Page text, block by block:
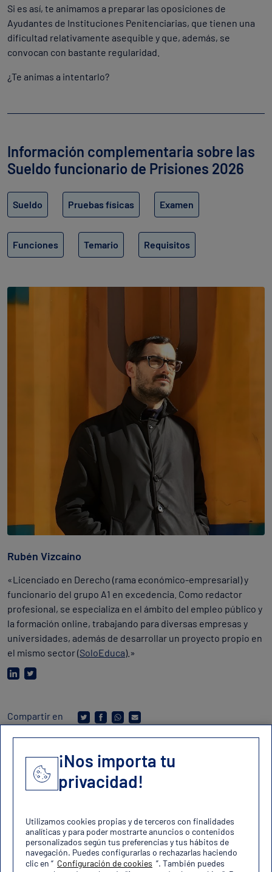
Si es así, te animamos a preparar las oposiciones de
Ayudantes de Instituciones Penitenciarias, que tienen una
dificultad relativamente asequible y que, además, se
convocan con bastante regularidad.
¿Te animas a intentarlo?
Información complementaria sobre las
Sueldo funcionario de Prisiones 2026
Sueldo Pruebas físicas Examen
Funciones Temario Requisitos
Rubén Vizcaíno
«Licenciado en Derecho (rama económico-empresarial) y
funcionario del grupo A1 en excedencia. Como redactor
profesional, se especializa en el ámbito del empleo público y
la formación online, trabajando para diversas empresas y
universidades, además de desarrollar un proyecto propio en
el mismo sector (SoloEduca).»
Compartir en
Contacto
contacto@oposicionesfuerzas.es
¡Nos importa tu
privacidad!
Utilizamos cookies propias y de terceros con finalidades
analíticas y para poder mostrarte anuncios o contenidos
personalizados según tus preferencias y tus hábitos de
navegación. Puedes configurarlas o rechazarlas haciendo
clic en “ Configuración de cookies ”. También puedes